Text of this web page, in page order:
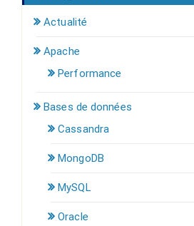
Actualité
Apache
Performance
Bases de données
Cassandra
MongoDB
MySQL
Oracle